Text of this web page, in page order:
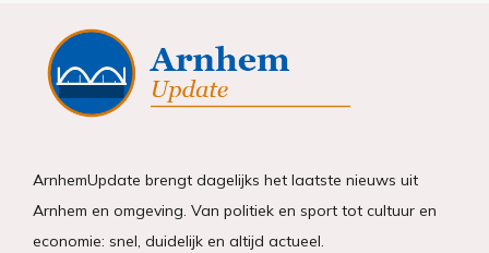
ArnhemUpdate brengt dagelijks het laatste nieuws uit
Arnhem en omgeving. Van politiek en sport tot cultuur en
economie: snel, duidelijk en altijd actueel.